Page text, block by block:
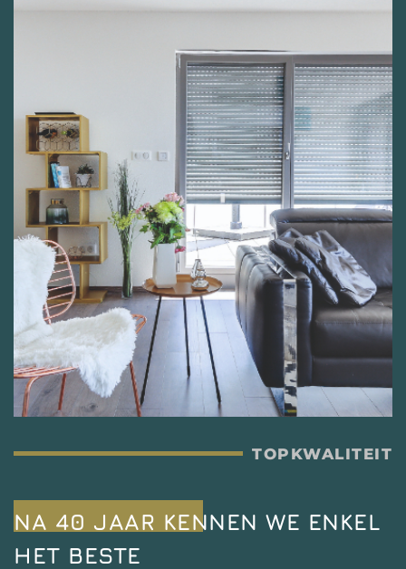
TOPKWALITEIT
NA 40 JAAR KENNEN WE ENKEL
HET BESTE